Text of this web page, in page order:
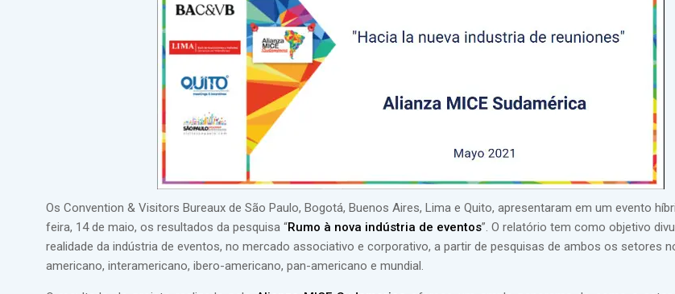
Os Convention & Visitors Bureaux de São Paulo, Bogotá, Buenos Aires, Lima e Quito, apresentaram em um evento
feira, 14 de maio, os resultados da pesquisa “Rumo à nova indústria de eventos”. O relatório tem como objetivo
realidade da indústria de eventos, no mercado associativo e corporativo, a partir de pesquisas de ambos os setores
americano, interamericano, ibero-americano, pan-americano e mundial.